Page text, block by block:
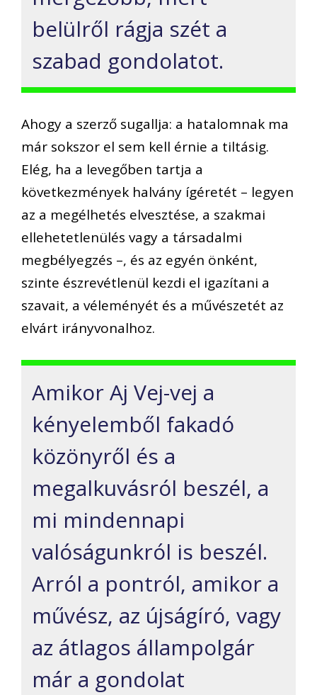
belülről rágja szét a
szabad gondolatot.
Ahogy a szerző sugallja: a hatalomnak ma
már sokszor el sem kell érnie a tiltásig.
Elég, ha a levegőben tartja a
következmények halvány ígéretét – legyen
az a megélhetés elvesztése, a szakmai
ellehetetlenülés vagy a társadalmi
megbélyegzés –, és az egyén önként,
szinte észrevétlenül kezdi el igazítani a
szavait, a véleményét és a művészetét az
elvárt irányvonalhoz.
Amikor Aj Vej-vej a
kényelemből fakadó
közönyről és a
megalkuvásról beszél, a
mi mindennapi
valóságunkról is beszél.
Arról a pontról, amikor a
művész, az újságíró, vagy
az átlagos állampolgár
már a gondolat